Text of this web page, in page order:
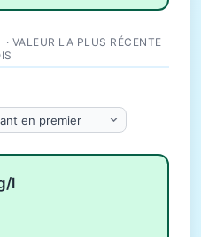
· VALEUR LA PLUS RÉCENTE
l